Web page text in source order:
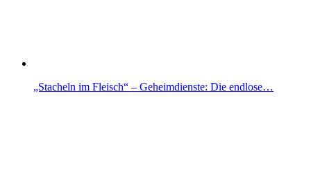
„Stacheln im Fleisch“ – Geheimdienste: Die endlose…